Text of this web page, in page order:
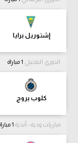
إشتوريل برايا
الدوري البلجيكي
كلوب بروج
مباريات ودية - أندية